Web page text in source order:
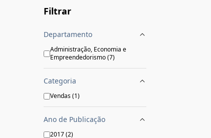
Filtrar
Departamento
Administração, Economia e
Empreendedorismo(7)
Categoria
Vendas(1)
Ano de Publicação
2017(2)